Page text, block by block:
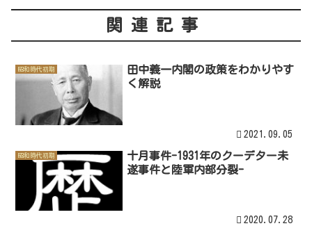
関連記事
昭和時代初期
田中義一内閣の政策をわかりやす
く解説
2021.09.05
昭和時代初期
十月事件-1931年のクーデター未
遂事件と陸軍内部分裂-
2020.07.28